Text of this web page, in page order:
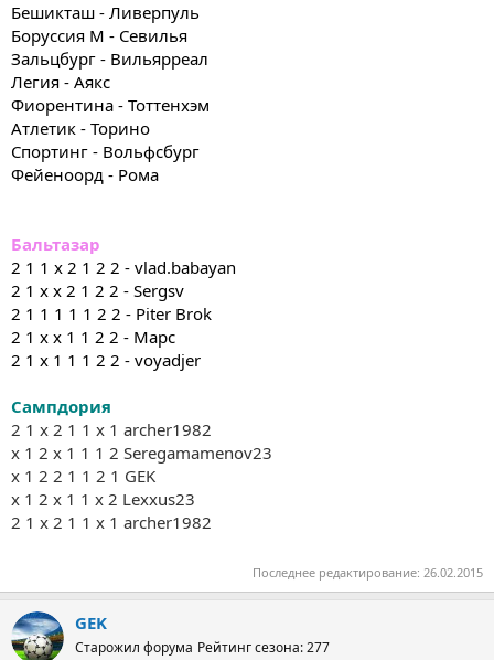
Бешикташ - Ливерпуль
Боруссия М - Севилья
Зальцбург - Вильярреал
Легия - Аякс
Фиорентина - Тоттенхэм
Атлетик - Торино
Спортинг - Вольфсбург
Фейеноорд - Рома
Бальтазар
2 1 1 х 2 1 2 2 - vlad.babayan
2 1 х х 2 1 2 2 - Sergsv
2 1 1 1 1 1 2 2 - Piter Brok
2 1 х х 1 1 2 2 - Марс
2 1 х 1 1 1 2 2 - voyadjer
Сампдория
2 1 х 2 1 1 х 1 archer1982
х 1 2 х 1 1 1 2 Seregamamenov23
х 1 2 2 1 1 2 1 GEK
х 1 2 х 1 1 х 2 Lexxus23
2 1 х 2 1 1 х 1 archer1982
Последнее редактирование: 26.02.2015
GEK
Старожил форума Рейтинг сезона: 277